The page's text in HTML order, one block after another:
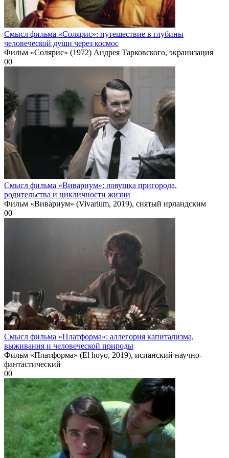
Смысл фильма «Солярис»: путешествие в глубины
человеческой души через космос
Фильм «Солярис» (1972) Андрея Тарковского, экранизация
00
Смысл фильма «Вивариум»: ловушка пригорода,
родительства и цикличности жизни
Фильм «Вивариум» (Vivarium, 2019), снятый ирландским
00
Смысл фильма «Платформа»: аллегория капитализма,
выживания и человеческой природы
Фильм «Платформа» (El hoyo, 2019), испанский научно-
фантастический
00